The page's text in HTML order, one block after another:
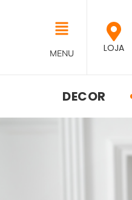
MENU LOJA
DECOR